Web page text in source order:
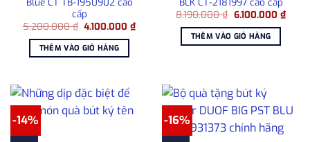
cấp
5.200.000₫ Giá
là:
5.200.000 ₫.
4.100.000₫Giá
hiện
THÊM VÀO GIỎ HÀNG
8.190.000₫ Giá
là:
8.190.000 ₫.
6.100.000 ₫Giá
hiện
THÊM VÀO GIỎ HÀNG
-14% -16%